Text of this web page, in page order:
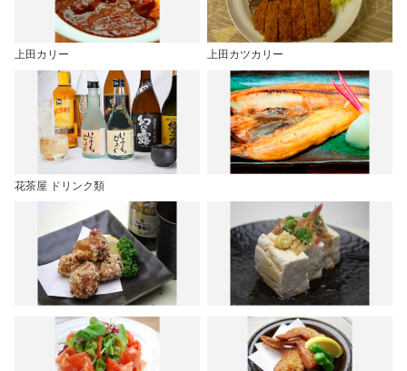
上田カリー 上田カツカリー
花茶屋 ドリンク類